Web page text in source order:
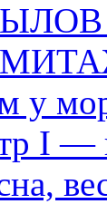
у
I —